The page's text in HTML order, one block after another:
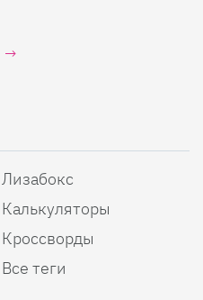
Лизабокс
Калькуляторы
Кроссворды
Все теги